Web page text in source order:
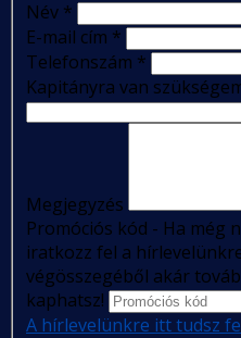
Név *
E-mail cím *
Telefonszám *
Kapitányra van
Megjegyzés
Promóciós kód - Ha még
iratkozz fel a
végösszegéből akár
kaphatsz!
A hírlevelünkre itt tudsz